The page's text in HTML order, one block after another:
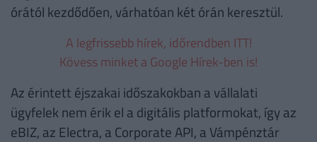
órától kezdődően, várhatóan két órán keresztül.
A legfrissebb hírek, időrendben ITT!
Kövess minket a Google Hírek-ben is!
Az érintett éjszakai időszakokban a vállalati
ügyfelek nem érik el a digitális platformokat, így az
eBIZ, az Electra, a Corporate API, a Vámpénztár